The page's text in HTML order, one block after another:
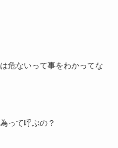
危ないって事をわかってな
って呼ぶの？